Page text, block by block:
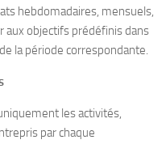
hebdomadaires, mensuels,
aux objectifs prédéfinis dans
la période correspondante.
les activités,
par chaque